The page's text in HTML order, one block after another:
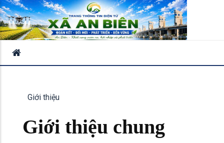
Giới thiệu
Giới thiệu chung